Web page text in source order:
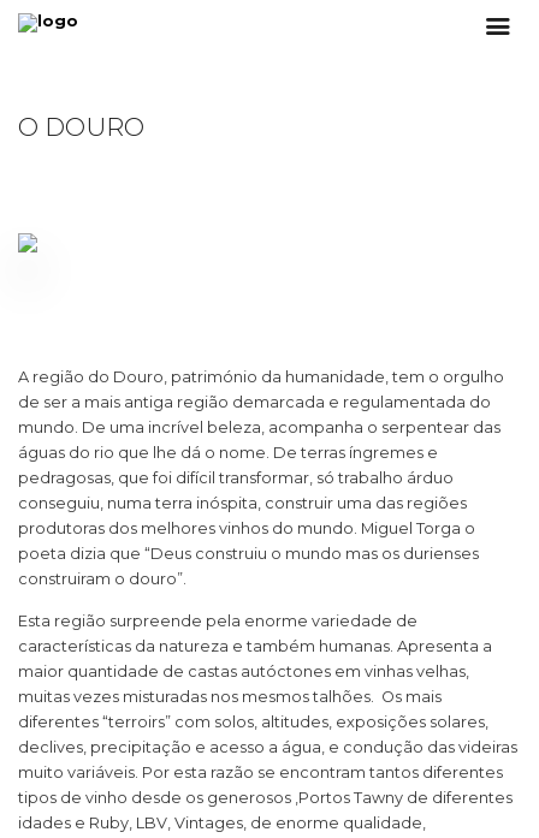
O DOURO
A região do Douro, património da humanidade, tem o orgulho
de ser a mais antiga região demarcada e regulamentada do
mundo. De uma incrível beleza, acompanha o serpentear das
águas do rio que lhe dá o nome. De terras íngremes e
pedragosas, que foi difícil transformar, só trabalho árduo
conseguiu, numa terra inóspita, construir uma das regiões
produtoras dos melhores vinhos do mundo. Miguel Torga o
poeta dizia que “Deus construiu o mundo mas os durienses
construiram o douro”.
Esta região surpreende pela enorme variedade de
características da natureza e também humanas. Apresenta a
maior quantidade de castas autóctones em vinhas velhas,
muitas vezes misturadas nos mesmos talhões. Os mais
diferentes “terroirs” com solos, altitudes, exposições solares,
declives, precipitação e acesso a água, e condução das videiras
muito variáveis. Por esta razão se encontram tantos diferentes
tipos de vinho desde os generosos ,Portos Tawny de diferentes
idades e Ruby, LBV, Vintages, de enorme qualidade,